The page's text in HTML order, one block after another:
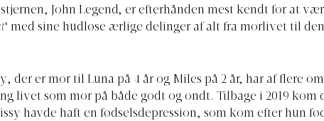
John Legend, er efterhånden mest kendt for at
‘ med sine hudløse ærlige delinger af alt fra morlivet til
der er mor til Luna på 4 år og Miles på 2 år, har af flere
livet som mor på både godt og ondt. Tilbage i 2019 kom
havde haft en fødselsdepression, som kom efter hun